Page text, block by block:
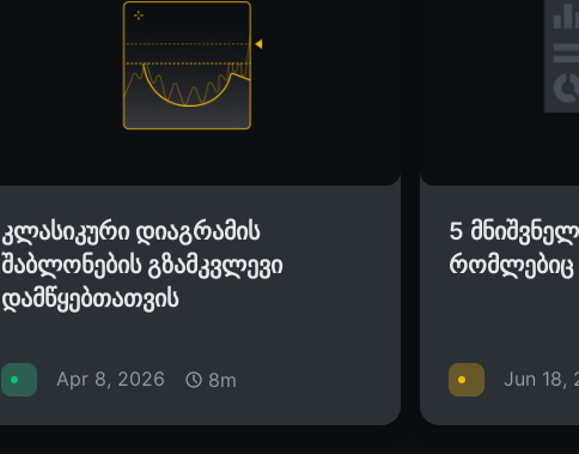
კლასიკური დიაგრამის
შაბლონების გზამკვლევი
დამწყებთათვის
Apr 8, 2026 8m
5
რომლებიც
Jun 18,